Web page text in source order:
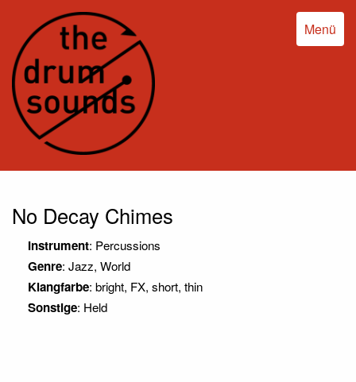
Menü
No Decay Chimes
Instrument: Percussions
Genre: Jazz, World
Klangfarbe: bright, FX, short, thin
Sonstige: Held